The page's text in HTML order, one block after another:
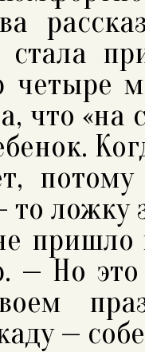
стала
что «на
ложку
— Но
—